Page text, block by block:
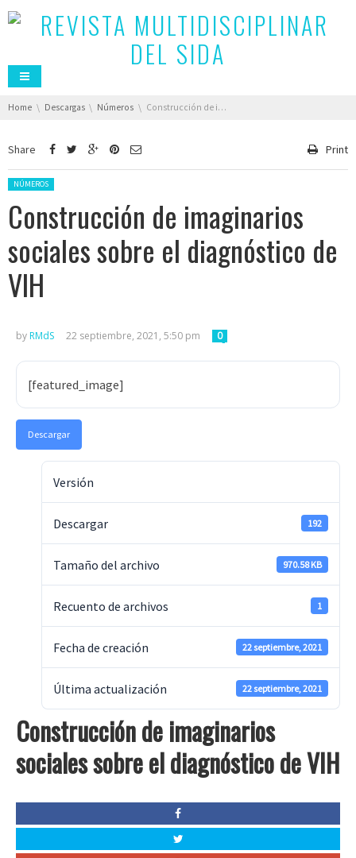
You are here:
Home Descargas Números Construcción de imaginarios sociales sobre el diagnóstico de VIH
Share Print
Posted in:
NÚMEROS
Construcción de imaginarios
sociales sobre el diagnóstico de
VIH
by RMdS 22 septiembre, 2021, 5:50 pm 0
[featured_image]
Descargar
Versión
Descargar 192
Tamaño del archivo 970.58 KB
Recuento de archivos 1
Fecha de creación 22 septiembre, 2021
Última actualización 22 septiembre, 2021
Construcción de imaginarios
sociales sobre el diagnóstico de VIH